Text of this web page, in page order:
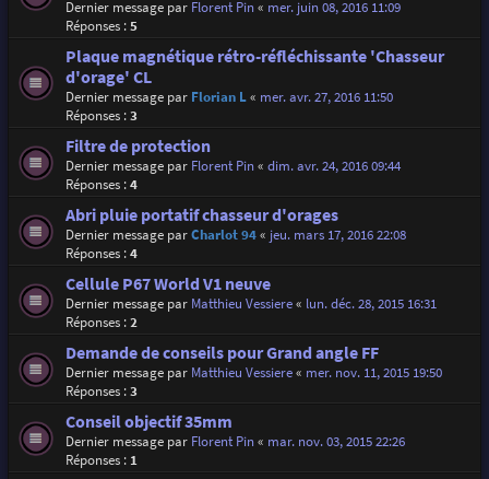
Dernier message par Florent Pin« mer. juin 08, 2016 11:09
Réponses :5
Plaque magnétique rétro-réfléchissante 'Chasseur
d'orage' CL
Dernier message par Florian L« mer. avr. 27, 2016 11:50
Réponses :3
Filtre de protection
Dernier message par Florent Pin« dim. avr. 24, 2016 09:44
Réponses :4
Abri pluie portatif chasseur d'orages
Dernier message parCharlot 94« jeu. mars 17, 2016 22:08
Réponses :4
Cellule P67 World V1 neuve
Dernier message par Matthieu Vessiere« lun. déc. 28, 2015 16:31
Réponses :2
Demande de conseils pour Grand angle FF
Dernier message par Matthieu Vessiere« mer. nov. 11, 2015 19:50
Réponses :3
Conseil objectif 35mm
Dernier message par Florent Pin« mar. nov. 03, 2015 22:26
Réponses : 1